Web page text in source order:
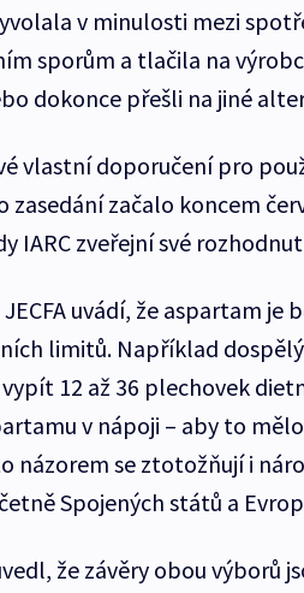
v minulosti mezi
sporům a tlačila na
dokonce přešli na jiné
vlastní doporučení pro
zasedání začalo koncem
IARC zveřejní své
uvádí, že aspartam
limitů. Například
12 až 36 plechovek
v nápoji – aby to
názorem se ztotožňují i
Spojených států a
že závěry obou výborů